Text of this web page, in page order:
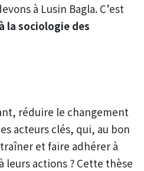
à Lusin Bagla. C’est
la sociologie des
réduire le changement
acteurs clés, qui, au bon
et faire adhérer à
leurs actions ? Cette thèse